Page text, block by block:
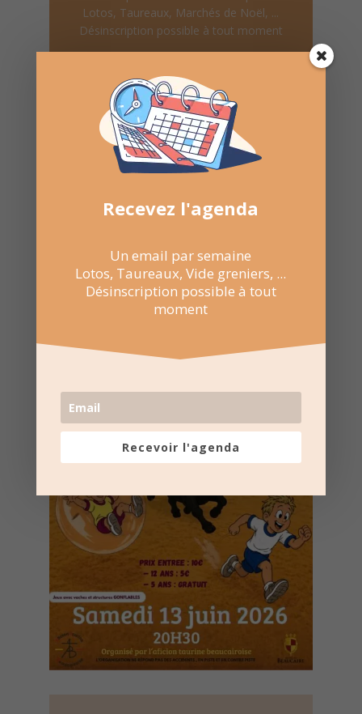
Lotos, Taureaux, Marchés de Noël, ...
Désinscription possible à tout moment
Recevoir l'agenda chaque
semaine
Nombre de consultations : 504
Recevez l'agenda
Un email par semaine
Lotos, Taureaux, Vide greniers, ...
Désinscription possible à tout
moment
Recevoir l'agenda